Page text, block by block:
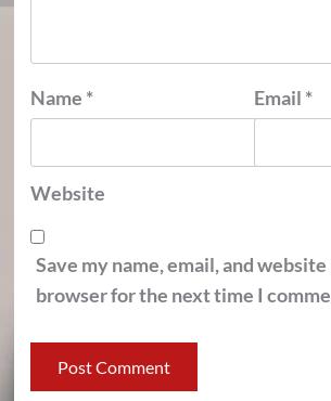
Name * Email *
Website
Save my name, email, and
browser for the next time I